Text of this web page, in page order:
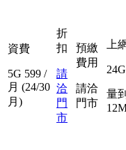
資費
5G 599 /
月 (24/30
月)
折
扣
請
洽
門
市
預繳
費用
請洽
門市
上
量